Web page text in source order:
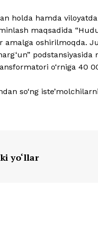
holda hamda
maqsadida
amalga oshirilmoqda.
o‘rniga 40
so‘ng
yo‘llar